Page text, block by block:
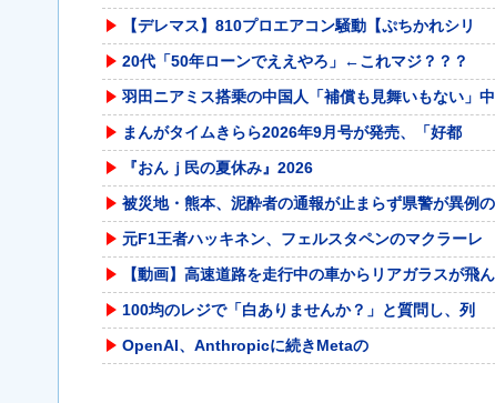
【デレマス】810プロエアコン騒動【ぷちかれシリ
20代「50年ローンでええやろ」←これマジ？？？
羽田ニアミス搭乗の中国人「補償も見舞いもない」中
まんがタイムきらら2026年9月号が発売、「好都
『おんｊ民の夏休み』2026
被災地・熊本、泥酔者の通報が止まらず県警が異例の
元F1王者ハッキネン、フェルスタペンのマクラーレ
【動画】高速道路を走行中の車からリアガラスが飛ん
100均のレジで「白ありませんか？」と質問し、列
OpenAI、Anthropicに続きMetaの